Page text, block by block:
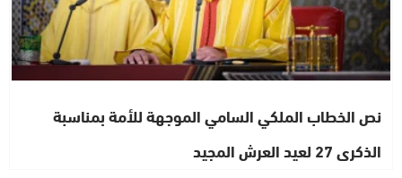
نص الخطاب الملكي السامي الموجهة للأمة بمناسبة
الذكرى 27 لعيد العرش المجيد